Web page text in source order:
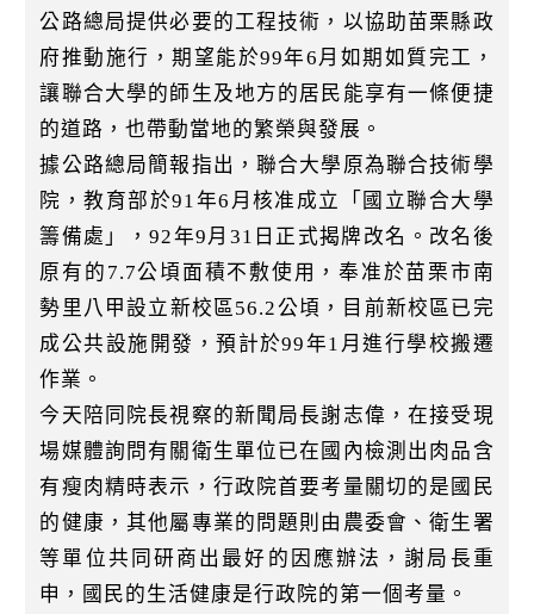
公路總局提供必要的工程技術，以協助苗栗縣政
府推動施行，期望能於99年6月如期如質完工，
讓聯合大學的師生及地方的居民能享有一條便捷
的道路，也帶動當地的繁榮與發展。
據公路總局簡報指出，聯合大學原為聯合技術學
院，教育部於91年6月核准成立「國立聯合大學
籌備處」，92年9月31日正式揭牌改名。改名後
原有的7.7公頃面積不敷使用，奉准於苗栗市南
勢里八甲設立新校區56.2公頃，目前新校區已完
成公共設施開發，預計於99年1月進行學校搬遷
作業。
今天陪同院長視察的新聞局長謝志偉，在接受現
場媒體詢問有關衛生單位已在國內檢測出肉品含
有瘦肉精時表示，行政院首要考量關切的是國民
的健康，其他屬專業的問題則由農委會、衛生署
等單位共同研商出最好的因應辦法，謝局長重
申，國民的生活健康是行政院的第一個考量。